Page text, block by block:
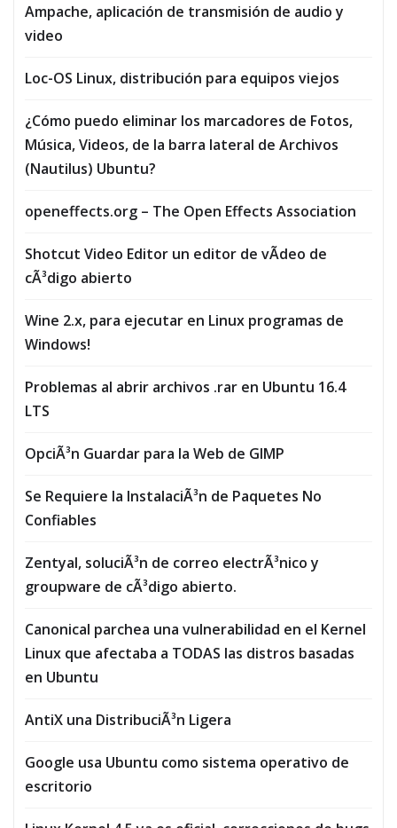
Ampache, aplicación de transmisión de audio y
video
Loc-OS Linux, distribución para equipos viejos
¿Cómo puedo eliminar los marcadores de Fotos,
Música, Vi­deos, de la barra lateral de Archivos
(Nautilus) Ubuntu?
openeffects.org – The Open Effects Association
Shotcut Video Editor un editor de vÃ­deo de
cÃ³digo abierto
Wine 2.x, para ejecutar en Linux programas de
Windows!
Problemas al abrir archivos .rar en Ubuntu 16.4
LTS
OpciÃ³n Guardar para la Web de GIMP
Se Requiere la InstalaciÃ³n de Paquetes No
Confiables
Zentyal, soluciÃ³n de correo electrÃ³nico y
groupware de cÃ³digo abierto.
Canonical parchea una vulnerabilidad en el Kernel
Linux que afectaba a TODAS las distros basadas
en Ubuntu
AntiX una DistribuciÃ³n Ligera
Google usa Ubuntu como sistema operativo de
escritorio